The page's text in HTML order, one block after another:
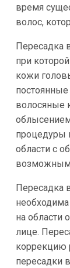
время
волос,
Пересадка
при
кожи
волосяные
процедуры
области с
возможным
Пересадка
на области
лице.
коррекцию
пересадки